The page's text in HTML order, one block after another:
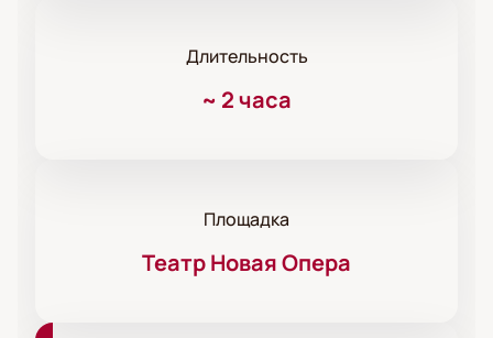
Длительность
~ 2 часа
Площадка
Театр Новая Опера